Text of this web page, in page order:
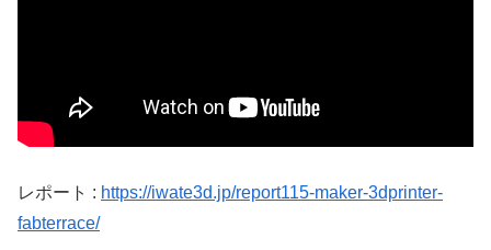
レポート : https://iwate3d.jp/report115-maker-3dprinter-
fabterrace/